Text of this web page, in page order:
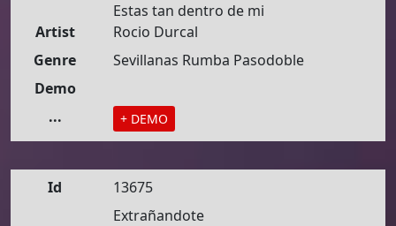
Estas tan dentro de mi
Artist
Rocio Durcal
Genre
Sevillanas Rumba Pasodoble
Demo
...
+ DEMO
Id
13675
Extrañandote